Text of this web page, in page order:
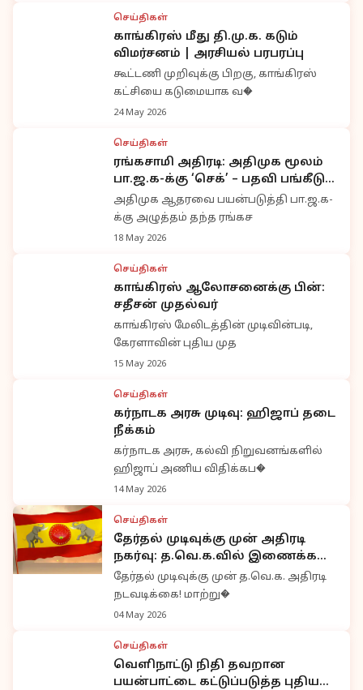
செய்திகள்
காங்கிரஸ் மீது தி.மு.க. கடும்
விமர்சனம் | அரசியல் பரபரப்பு
கூட்டணி முறிவுக்கு பிறகு, காங்கிரஸ்
கட்சியை கடுமையாக வ�
24 May 2026
செய்திகள்
ரங்கசாமி அதிரடி: அதிமுக மூலம்
பா.ஜ.க-க்கு ‘செக்’ – பதவி பங்கீடு
சர்ச்சை
அதிமுக ஆதரவை பயன்படுத்தி பா.ஜ.க-
க்கு அழுத்தம் தந்த ரங்கச
18 May 2026
செய்திகள்
காங்கிரஸ் ஆலோசனைக்கு பின்:
சதீசன் முதல்வர்
காங்கிரஸ் மேலிடத்தின் முடிவின்படி,
கேரளாவின் புதிய முத
15 May 2026
செய்திகள்
கர்நாடக அரசு முடிவு: ஹிஜாப் தடை
நீக்கம்
கர்நாடக அரசு, கல்வி நிறுவனங்களில்
ஹிஜாப் அணிய விதிக்கப�
14 May 2026
செய்திகள்
தேர்தல் முடிவுக்கு முன் அதிரடி
நகர்வு: த.வெ.க.வில் இணைக்க
‘வலைவீச்சு’ – பிற கட்சிகளில்
பரபரப்பு
தேர்தல் முடிவுக்கு முன் த.வெ.க. அதிரடி
நடவடிக்கை! மாற்று�
04 May 2026
செய்திகள்
வெளிநாட்டு நிதி தவறான
பயன்பாட்டை கட்டுப்படுத்த புதிய